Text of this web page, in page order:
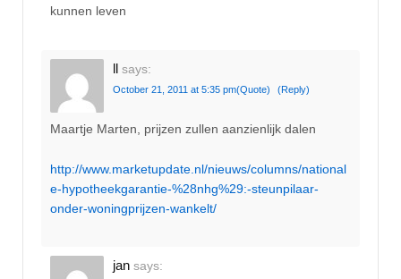
kunnen leven
ll says:
October 21, 2011 at 5:35 pm(Quote) (Reply)
Maartje Marten, prijzen zullen aanzienlijk dalen
http://www.marketupdate.nl/nieuws/columns/national
e-hypotheekgarantie-%28nhg%29:-steunpilaar-
onder-woningprijzen-wankelt/
jan says: